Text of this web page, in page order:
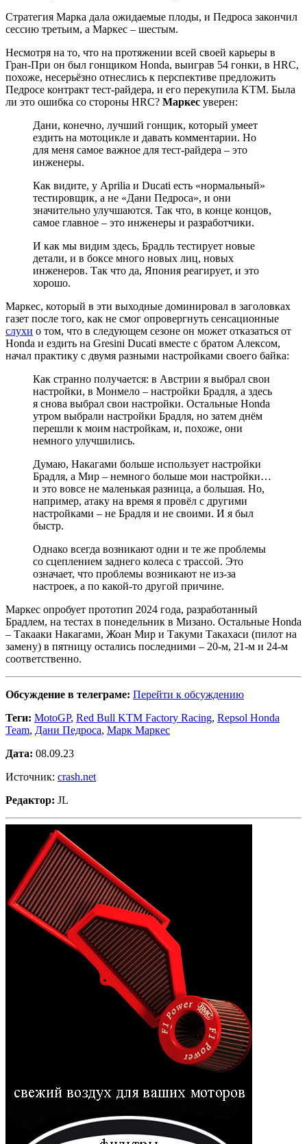
Стратегия Марка дала ожидаемые плоды, и Педроса закончил
сессию третьим, а Маркес – шестым.
Несмотря на то, что на протяжении всей своей карьеры в
Гран-При он был гонщиком Honda, выиграв 54 гонки, в HRC,
похоже, несерьёзно отнеслись к перспективе предложить
Педросе контракт тест-райдера, и его перекупила KTM. Была
ли это ошибка со стороны HRC? Маркес уверен:
Дани, конечно, лучший гонщик, который умеет
ездить на мотоцикле и давать комментарии. Но
для меня самое важное для тест-райдера – это
инженеры.
Как видите, у Aprilia и Ducati есть «нормальный»
тестировщик, а не «Дани Педроса», и они
значительно улучшаются. Так что, в конце концов,
самое главное – это инженеры и разработчики.
И как мы видим здесь, Брадль тестирует новые
детали, и в боксе много новых лиц, новых
инженеров. Так что да, Япония реагирует, и это
хорошо.
Маркес, который в эти выходные доминировал в заголовках
газет после того, как не смог опровергнуть сенсационные
слухи о том, что в следующем сезоне он может отказаться от
Honda и ездить на Gresini Ducati вместе с братом Алексом,
начал практику с двумя разными настройками своего байка:
Как странно получается: в Австрии я выбрал свои
настройки, в Монмело – настройки Брадля, а здесь
я снова выбрал свои настройки. Остальные Honda
утром выбрали настройки Брадля, но затем днём
перешли к моим настройкам, и, похоже, они
немного улучшились.
Думаю, Накагами больше использует настройки
Брадля, а Мир – немного больше мои настройки…
и это вовсе не маленькая разница, а большая. Но,
например, атаку на время я провёл с другими
настройками – не Брадля и не своими. И я был
быстр.
Однако всегда возникают одни и те же проблемы
со сцеплением заднего колеса с трассой. Это
означает, что проблемы возникают не из-за
настроек, а по какой-то другой причине.
Маркес опробует прототип 2024 года, разработанный
Брадлем, на тестах в понедельник в Мизано. Остальные Honda
– Такааки Накагами, Жоан Мир и Такуми Такахаси (пилот на
замену) в пятницу остались последними – 20-м, 21-м и 24-м
соответственно.
Обсуждение в телеграме: Перейти к обсуждению
Теги: MotoGP, Red Bull KTM Factory Racing, Repsol Honda
Team, Дани Педроса, Марк Маркес
Дата: 08.09.23
Источник: crash.net
Редактор: JL